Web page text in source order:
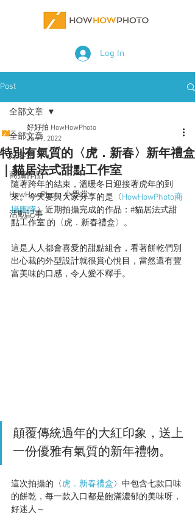
Log In
Post
全部文章
好客室
商攝作品
HowHowPhoto 小學堂
活動記事
全部文章
特別有氣質的〈虎．新春〉新年禮盒
｜貓居法式甜點工作室
好好拍 HowHowPhoto
Jan 7, 2022
隨著跨年的結束，溫暖冬日迎接著虎年的到
來。今天要與大家分享的是〈HowHowPhoto商
攝團隊〉近期拍攝完成的作品：#貓居法式甜
點工作室 的〈虎．新春禮盒〉。
這是人人都會喜愛的甜點組合，看著餅乾們別
出心裁的外型設計就很賞心悅目，當然還有豐
富美味的口感，令人愛不釋手。
顛覆傳統過年的大紅印象，送上
一份優雅有氣質的新年禮物。
這次拍攝的〈虎．新春禮盒〉中包含七款口味
的餅乾， 每一款入口都是飽滿濃郁的美味呀，
好迷人～